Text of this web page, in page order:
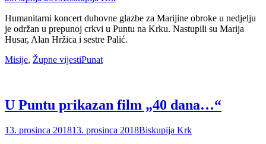
Humanitarni koncert duhovne glazbe za Marijine obroke u nedjelju
je održan u prepunoj crkvi u Puntu na Krku. Nastupili su Marija
Husar, Alan Hržica i sestre Palić.
Categories
Misije, Župne vijestiTags
Punat
U Puntu prikazan film „40 dana…“
Posted
13. prosinca 201813. prosinca 2018Author
Biskupija Krk